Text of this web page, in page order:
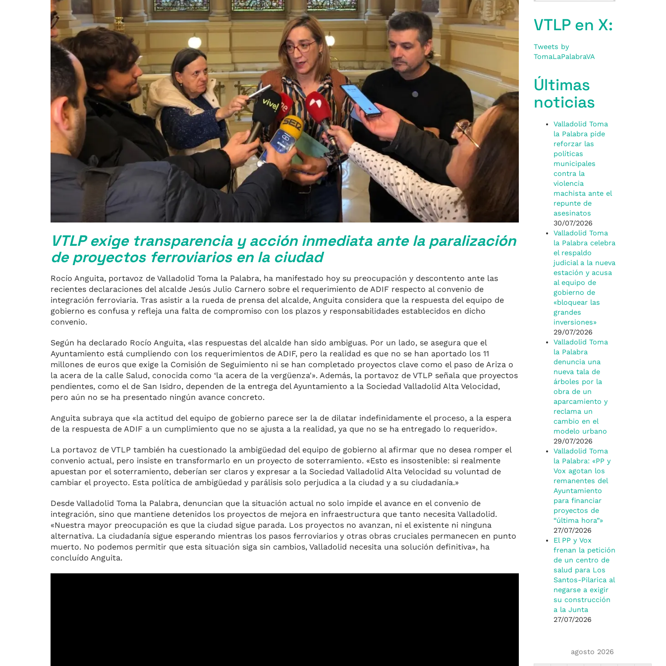
VTLP exige transparencia y acción inmediata ante la paralización
de proyectos ferroviarios en la ciudad
Rocío Anguita, portavoz de Valladolid Toma la Palabra, ha manifestado hoy su preocupación y descontento ante las
recientes declaraciones del alcalde Jesús Julio Carnero sobre el requerimiento de ADIF respecto al convenio de
integración ferroviaria. Tras asistir a la rueda de prensa del alcalde, Anguita considera que la respuesta del equipo de
gobierno es confusa y refleja una falta de compromiso con los plazos y responsabilidades establecidos en dicho
convenio.
Según ha declarado Rocío Anguita, «las respuestas del alcalde han sido ambiguas. Por un lado, se asegura que el
Ayuntamiento está cumpliendo con los requerimientos de ADIF, pero la realidad es que no se han aportado los 11
millones de euros que exige la Comisión de Seguimiento ni se han completado proyectos clave como el paso de Ariza o
la acera de la calle Salud, conocida como ‘la acera de la vergüenza'». Además, la portavoz de VTLP señala que proyectos
pendientes, como el de San Isidro, dependen de la entrega del Ayuntamiento a la Sociedad Valladolid Alta Velocidad,
pero aún no se ha presentado ningún avance concreto.
Anguita subraya que «la actitud del equipo de gobierno parece ser la de dilatar indefinidamente el proceso, a la espera
de la respuesta de ADIF a un cumplimiento que no se ajusta a la realidad, ya que no se ha entregado lo requerido».
La portavoz de VTLP también ha cuestionado la ambigüedad del equipo de gobierno al afirmar que no desea romper el
convenio actual, pero insiste en transformarlo en un proyecto de soterramiento. «Esto es insostenible: si realmente
apuestan por el soterramiento, deberían ser claros y expresar a la Sociedad Valladolid Alta Velocidad su voluntad de
cambiar el proyecto. Esta política de ambigüedad y parálisis solo perjudica a la ciudad y a su ciudadanía.»
Desde Valladolid Toma la Palabra, denuncian que la situación actual no solo impide el avance en el convenio de
integración, sino que mantiene detenidos los proyectos de mejora en infraestructura que tanto necesita Valladolid.
«Nuestra mayor preocupación es que la ciudad sigue parada. Los proyectos no avanzan, ni el existente ni ninguna
alternativa. La ciudadanía sigue esperando mientras los pasos ferroviarios y otras obras cruciales permanecen en punto
muerto. No podemos permitir que esta situación siga sin cambios, Valladolid necesita una solución definitiva», ha
concluído Anguita.
VTLP en X:
Tweets by
TomaLaPalabraVA
Últimas
noticias
Valladolid Toma
la Palabra pide
reforzar las
políticas
municipales
contra la
violencia
machista ante el
repunte de
asesinatos
30/07/2026
Valladolid Toma
la Palabra celebra
el respaldo
judicial a la nueva
estación y acusa
al equipo de
gobierno de
«bloquear las
grandes
inversiones»
29/07/2026
Valladolid Toma
la Palabra
denuncia una
nueva tala de
árboles por la
obra de un
aparcamiento y
reclama un
cambio en el
modelo urbano
29/07/2026
Valladolid Toma
la Palabra: «PP y
Vox agotan los
remanentes del
Ayuntamiento
para financiar
proyectos de
“última hora”»
27/07/2026
El PP y Vox
frenan la petición
de un centro de
salud para Los
Santos-Pilarica al
negarse a exigir
su construcción
a la Junta
27/07/2026
agosto 2026